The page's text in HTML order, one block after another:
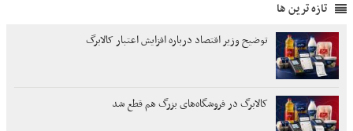
تازه ترین ها
توضیح وزیر اقتصاد درباره افزایش اعتبار کالابرگ
کالابرگ در فروشگاه‌های بزرگ هم قطع شد